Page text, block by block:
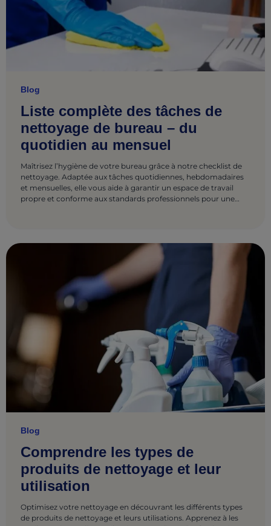
Blog
Liste complète des tâches de
nettoyage de bureau – du
quotidien au mensuel
Maîtrisez l’hygiène de votre bureau grâce à notre checklist de
nettoyage. Adaptée aux tâches quotidiennes, hebdomadaires
et mensuelles, elle vous aide à garantir un espace de travail
propre et conforme aux standards professionnels pour une
Blog
Comprendre les types de
produits de nettoyage et leur
utilisation
Optimisez votre nettoyage en découvrant les différents types
de produits de nettoyage et leurs utilisations. Apprenez à les